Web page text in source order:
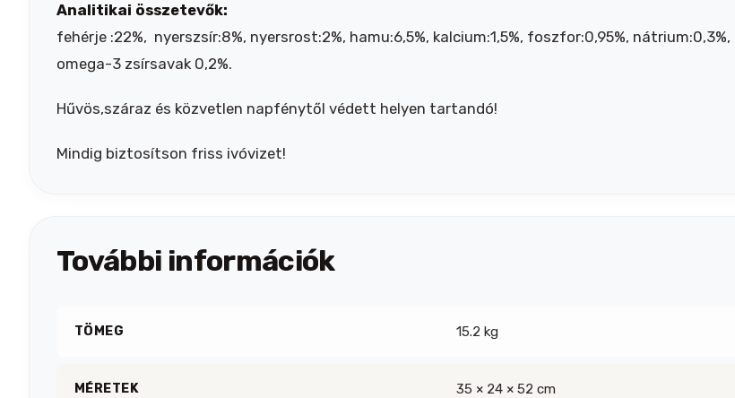
Analitikai összetevők:
fehérje :22%, nyerszsír:8%, nyersrost:2%, hamu:6,5%, kalcium:1,5%, foszfor:0,95%,
omega-3 zsírsavak 0,2%.
Hűvös,száraz és közvetlen napfénytől védett helyen tartandó!
Mindig biztosítson friss ivóvizet!
További információk
TÖMEG 15.2 kg
MÉRETEK 35 × 24 × 52 cm